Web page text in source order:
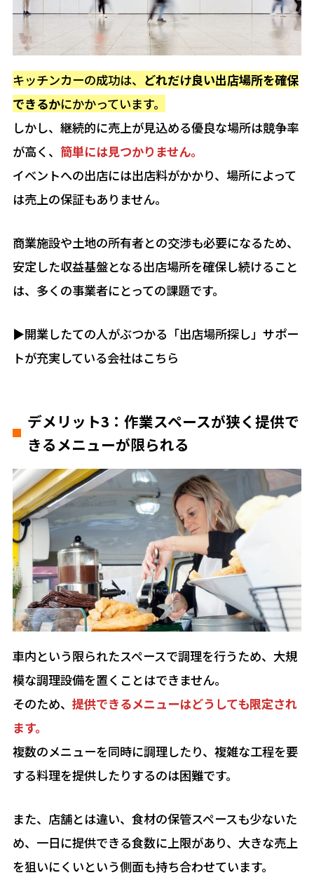
キッチンカーの成功は、 どれだけ良い出店場所を確保
できるかにかかっています。
しかし、継続的に売上が見込める優良な場所は競争率
が高く、 簡単には見つかりません。
イベントへの出店には出店料がかかり、場所によって
は売上の保証もありません。
商業施設や土地の所有者との交渉も必要になるため、
安定した収益基盤となる出店場所を確保し続けること
は、多くの事業者にとっての課題です。
▶︎開業したての人がぶつかる「出店場所探し」サポー
トが充実している会社はこちら
デメリット3：作業スペースが狭く提供で
きるメニューが限られる
車内という限られたスペースで調理を行うため、大規
模な調理設備を置くことはできません。
そのため、提供できるメニューはどうしても限定され
ます。
複数のメニューを同時に調理したり、複雑な工程を要
する料理を提供したりするのは困難です。
また、店舗とは違い、食材の保管スペースも少ないた
め、一日に提供できる食数に上限があり、大きな売上
を狙いにくいという側面も持ち合わせています。